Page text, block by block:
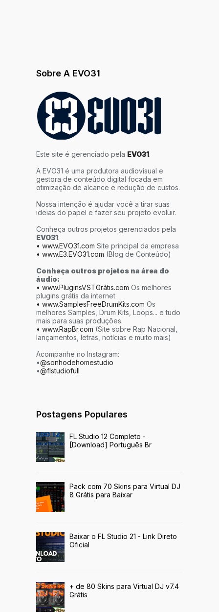
Sobre A EVO31
Este site é gerenciado pela EVO31.
A EVO31 é uma produtora audiovisual e
gestora de conteúdo digital focada em
otimização de alcance e redução de custos.
Nossa intenção é ajudar você a tirar suas
ideias do papel e fazer seu projeto evoluir.
Conheça outros projetos gerenciados pela
EVO31:
• www.EVO31.com Site principal da empresa
• www.E3.EVO31.com (Blog de Conteúdo)
Conheça outros projetos na área do
áudio:
• www.PluginsVSTGrátis.com Os melhores
plugins grátis da internet
• www.SamplesFreeDrumKits.com Os
melhores Samples, Drum Kits, Loops... e tudo
mais para suas produções.
• www.RapBr.com (Site sobre Rap Nacional,
lançamentos, letras, notícias e muito mais)
Acompanhe no Instagram:
•@sonhodehomestudio
•@flstudiofull
Postagens Populares
FL Studio 12 Completo -
[Download] Português Br
Pack com 70 Skins para Virtual DJ
8 Grátis para Baixar
Baixar o FL Studio 21 - Link Direto
Oficial
+ de 80 Skins para Virtual DJ v7.4
Grátis